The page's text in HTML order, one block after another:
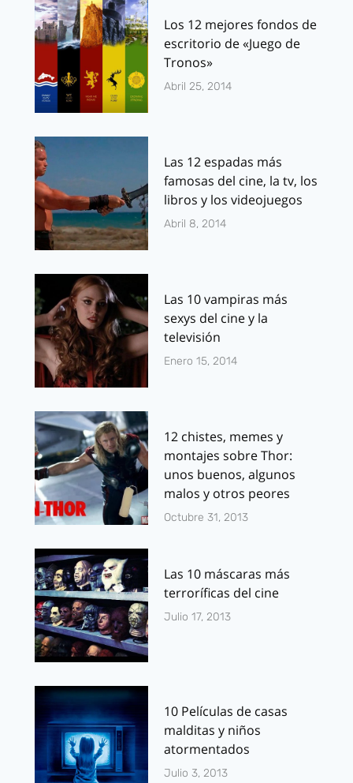
Los 12 mejores fondos de
escritorio de «Juego de
Tronos»
Abril 25, 2014
Las 12 espadas más
famosas del cine, la tv, los
libros y los videojuegos
Abril 8, 2014
Las 10 vampiras más
sexys del cine y la
televisión
Enero 15, 2014
12 chistes, memes y
montajes sobre Thor:
unos buenos, algunos
malos y otros peores
Octubre 31, 2013
Las 10 máscaras más
terroríficas del cine
Julio 17, 2013
10 Películas de casas
malditas y niños
atormentados
Julio 3, 2013